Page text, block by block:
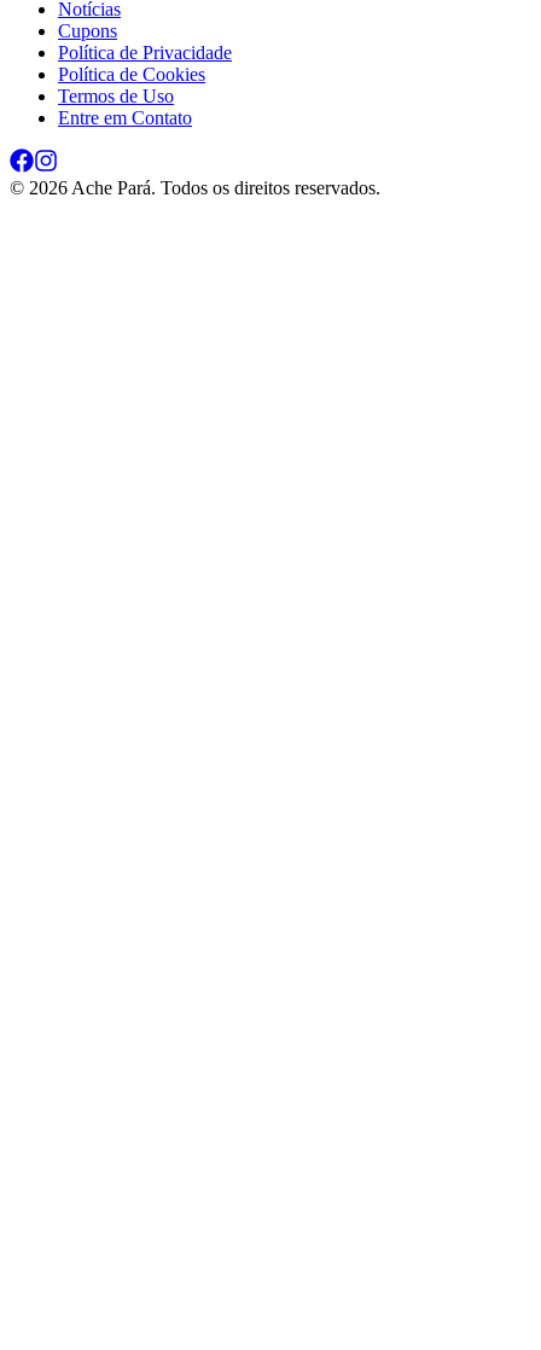
Notícias
Cupons
Política de Privacidade
Política de Cookies
Termos de Uso
Entre em Contato
© 2026Ache Pará. Todos os direitos reservados.